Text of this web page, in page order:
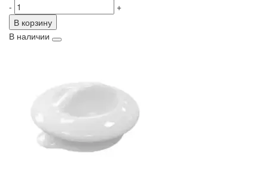
-
+
В корзину
В наличии